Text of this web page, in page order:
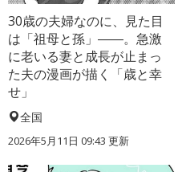
30歳の夫婦なのに、見た目
は「祖母と孫」――。急激
に老いる妻と成長が止まっ
た夫の漫画が描く「歳と幸
せ」
全国
2026年5月11日 09:43 更新